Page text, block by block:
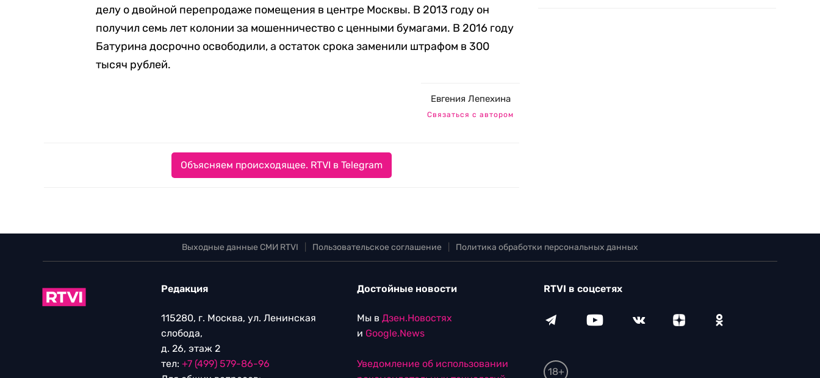
делу о двойной перепродаже помещения в центре Москвы. В 2013 году он
получил семь лет колонии за мошенничество с ценными бумагами. В 2016 году
Батурина досрочно освободили, а остаток срока заменили штрафом в 300
тысяч рублей.
Евгения Лепехина
Связаться с автором
Объясняем происходящее. RTVI в Telegram
Выходные данные СМИ RTVI Пользовательское соглашение Политика обработки персональных данных
Редакция
115280, г. Москва, ул. Ленинская
слобода,
д. 26, этаж 2
тел: +7 (499) 579-86-96
Достойные новости
Мы в Дзен.Новостях
и Google.News
Уведомление об использовании
RTVI в соцсетях
18+